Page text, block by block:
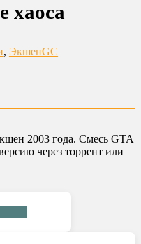
хаоса
, ЭкшенGC
2003 года. Смесь GTA
через торрент или